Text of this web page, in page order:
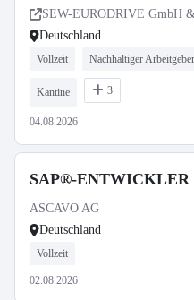
SEW-EURODRIVE GmbH
Deutschland
Vollzeit Nachhaltiger Arbeitgeber
Kantine 3
04.08.2026
SAP®-ENTWICKLER
ASCAVO AG
Deutschland
Vollzeit
02.08.2026